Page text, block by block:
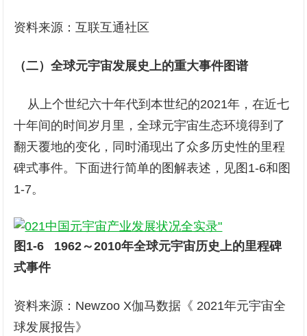
资料来源：互联互通社区
（二）全球元宇宙发展史上的重大事件图谱
从上个世纪六十年代到本世纪的2021年，在近七
十年间的时间岁月里，全球元宇宙生态环境得到了
翻天覆地的变化，同时涌现出了众多历史性的里程
碑式事件。下面进行简单的图解表述，见图1-6和图
1-7。
图1-6 1962～2010年全球元宇宙历史上的里程碑
式事件
资料来源：Newzoo X伽马数据《 2021年元宇宙全
球发展报告》